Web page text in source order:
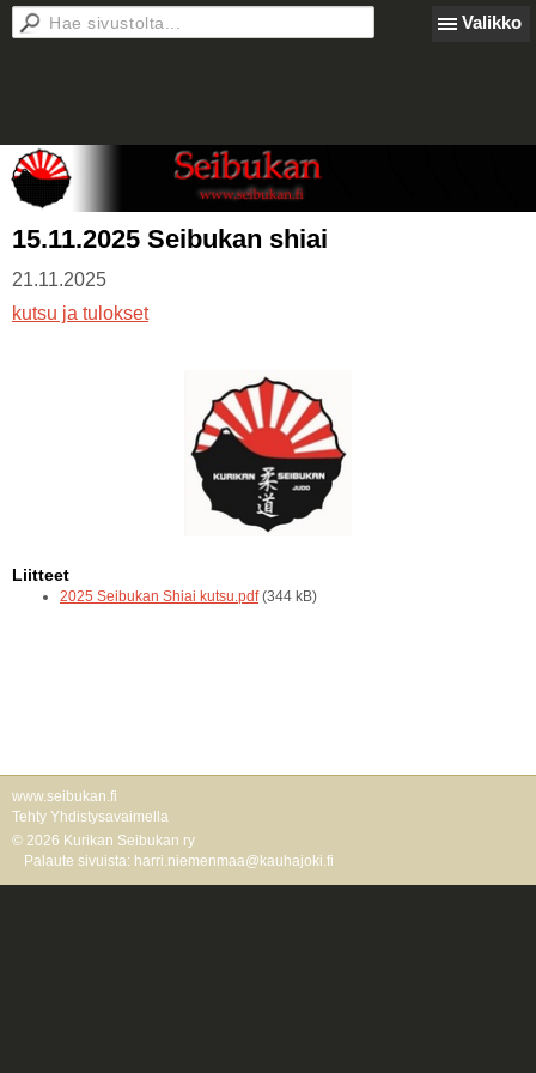
Valikko
15.11.2025 Seibukan shiai
21.11.2025
kutsu ja tulokset
Liitteet
2025 Seibukan Shiai kutsu.pdf (344 kB)
www.seibukan.fi
Tehty Yhdistysavaimella
© 2026 Kurikan Seibukan ry
Palaute sivuista: harri.niemenmaa@kauhajoki.fi